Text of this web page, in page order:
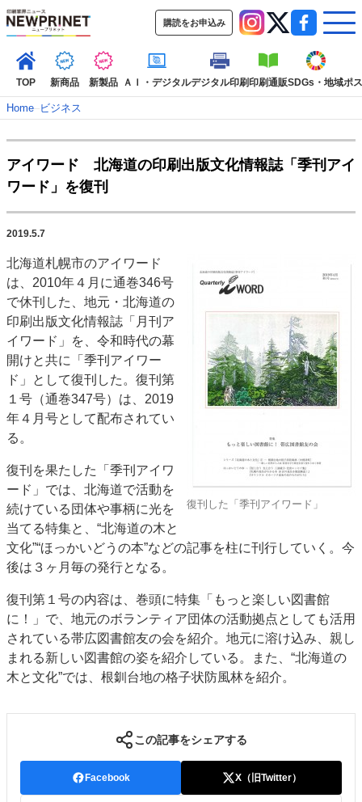
購読をお申込み
TOP 新商品 新製品 ＡＩ・デジタルデジタル印刷印刷通販SDGs・地域ポ
TOP
新着記事
インタビュー
SDGs・地域
ポストプレス ビジネス イベント
業界
市場・統計
人事・移転・異動・訃報
特集記事カテゴリー一覧
特集・デジタル印刷 アイデアで勝負！ ～多様なビジネス・多彩な商材～
JAPAN PACK 2023 特集
中古印刷機・製本機特集
2022 見える化・MIS特集
2022 検査・校正特集
特集・デジタル印刷 ～ 新成長軌道を描く
発刊案内
JFPI印刷用語集 印刷機材年鑑
運営
会社案内
購読・購入申し込み
サイトポリシー
お問い合わせ
Home–ビジネス
アイワード 北海道の印刷出版文化情報誌「季刊アイ
ワード」を復刊
2019.5.7
復刊した「季刊アイワード」
北海道札幌市のアイワード
は、2010年４月に通巻346号
で休刊した、地元・北海道の
印刷出版文化情報誌「月刊ア
イワード」を、令和時代の幕
開けと共に「季刊アイワー
ド」として復刊した。復刊第
１号（通巻347号）は、2019
年４月号として配布されてい
る。
復刊を果たした「季刊アイワ
ード」では、北海道で活動を
続けている団体や事柄に光を
当てる特集と、“北海道の木と
文化”“ほっかいどうの本”などの記事を柱に刊行していく。今
後は３ヶ月毎の発行となる。
復刊第１号の内容は、巻頭に特集「もっと楽しい図書館
に！」で、地元のボランティア団体の活動拠点としても活用
されている帯広図書館友の会を紹介。地元に溶け込み、親し
まれる新しい図書館の姿を紹介している。また、“北海道の
木と文化”では、根釧台地の格子状防風林を紹介。
この記事をシェアする
Facebook X（旧Twitter）